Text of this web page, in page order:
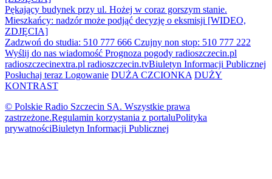
Pękający budynek przy ul. Hożej w coraz gorszym stanie.
Mieszkańcy: nadzór może podjąć decyzję o eksmisji [WIDEO,
ZDJĘCIA]
Zadzwoń do studia: 510 777 666 Czujny non stop: 510 777 222
Wyślij do nas wiadomość Prognoza pogody radioszczecin.pl
radioszczecinextra.pl radioszczecin.tvBiuletyn Informacji Publicznej
Posłuchaj teraz Logowanie DUŻA CZCIONKA DUŻY
KONTRAST
© Polskie Radio Szczecin SA. Wszystkie prawa
zastrzeżone.Regulamin korzystania z portaluPolityka
prywatnościBiuletyn Informacji Publicznej